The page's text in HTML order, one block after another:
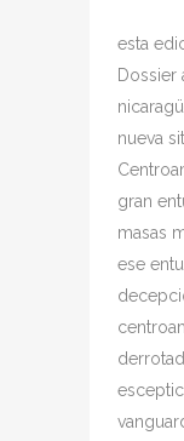
esta
Dossier
nueva
gran
masas
ese